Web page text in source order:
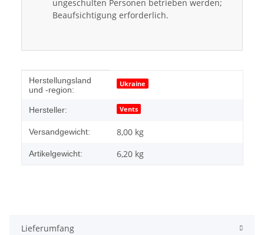
ungeschulten Personen betrieben werden;
Beaufsichtigung erforderlich.
Produkteigenschaft
Wert
Herstellungsland
und -region:
Ukraine
Hersteller: Vents
Versandgewicht: 8,00 kg
Artikelgewicht: 6,20 kg
Lieferumfang